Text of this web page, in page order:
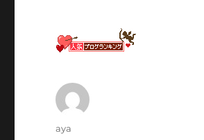
投
aya